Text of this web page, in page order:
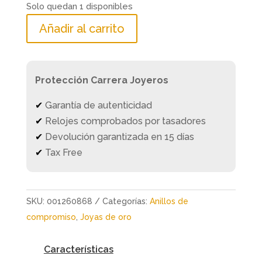
Solo quedan 1 disponibles
Añadir al carrito
Protección Carrera Joyeros
✔ Garantía de autenticidad
✔ Relojes comprobados por tasadores
✔ Devolución garantizada en 15 días
✔ Tax Free
SKU: 001260868 Categorías: Anillos de
compromiso Joyas de oro
Características